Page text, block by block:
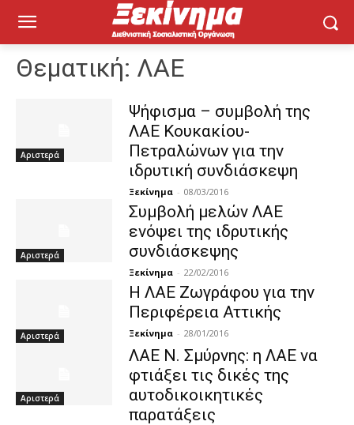
Θεματική: ΛΑΕ
Αριστερά
Ψήφισμα – συμβολή της
ΛΑΕ Κουκακίου-
Πετραλώνων για την
ιδρυτική συνδιάσκεψη
Ξεκίνημα - 08/03/2016
Αριστερά
Συμβολή μελών ΛΑΕ
ενόψει της ιδρυτικής
συνδιάσκεψης
Ξεκίνημα - 22/02/2016
Αριστερά
Η ΛΑΕ Ζωγράφου για την
Περιφέρεια Αττικής
Ξεκίνημα - 28/01/2016
Αριστερά
ΛΑΕ Ν. Σμύρνης: η ΛΑΕ να
φτιάξει τις δικές της
αυτοδικοικητικές
παρατάξεις